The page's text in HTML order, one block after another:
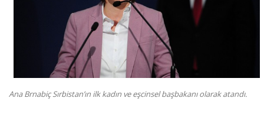
Ana Brnabiç Sırbistan’ın ilk kadın ve eşcinsel başbakanı olarak atandı.